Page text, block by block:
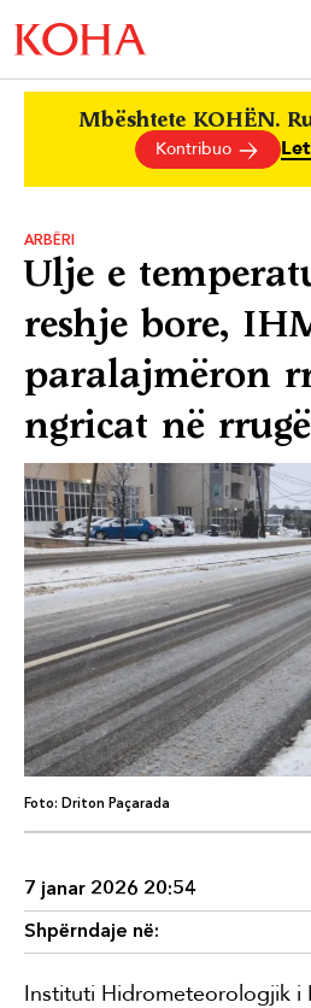
Mbështete KOHËN.
Kontribuo
ARBËRI
Ulje e
reshje bore,
paralajmëron
ngricat në rrugë
Foto: Driton Paçarada
7 janar 2026 20:54
Shpërndaje në:
Instituti Hidrometeorologjik i